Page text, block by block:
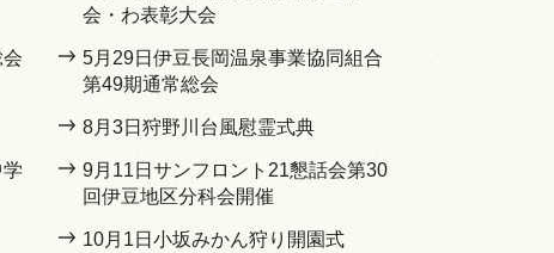
会・わ表彰大会
5月29日伊豆長岡温泉事業協同組合
第49期通常総会
8月3日狩野川台風慰霊式典
9月11日サンフロント21懇話会第30
回伊豆地区分科会開催
10月1日小坂みかん狩り開園式